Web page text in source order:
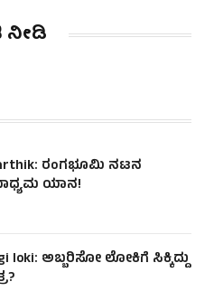
ರಂಗಭೂಮಿ ನಟನ
ಯಾನ!
loki: ಅಬ್ಬರಿಸೋ ಲೋಕಿಗೆ ಸಿಕ್ಕಿದ್ದು